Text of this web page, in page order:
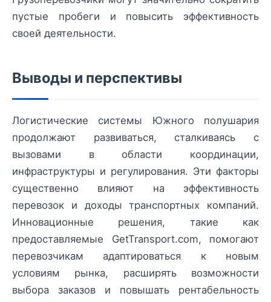
пустые пробеги и повысить эффективность
своей деятельности.
Выводы и перспективы
Логистические системы Южного полушария
продолжают развиваться, сталкиваясь с
вызовами в области координации,
инфраструктуры и регулирования. Эти факторы
существенно влияют на эффективность
перевозок и доходы транспортных компаний.
Инновационные решения, такие как
предоставляемые GetTransport.com, помогают
перевозчикам адаптироваться к новым
условиям рынка, расширять возможности
выбора заказов и повышать рентабельность